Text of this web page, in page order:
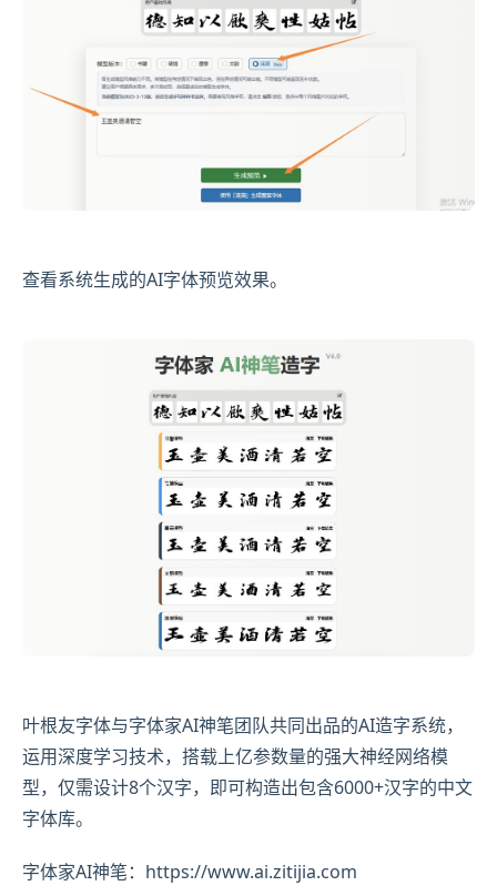
查看系统生成的AI字体预览效果。
叶根友字体与字体家AI神笔团队共同出品的AI造字系统，
运用深度学习技术，搭载上亿参数量的强大神经网络模
型，仅需设计8个汉字，即可构造出包含6000+汉字的中文
字体库。
字体家AI神笔：https://www.ai.zitijia.com